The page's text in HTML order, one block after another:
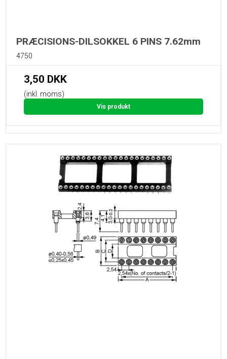
PRÆCISIONS-DILSOKKEL 6 PINS 7.62mm
4750
3,50 DKK
(inkl. moms)
Vis produkt